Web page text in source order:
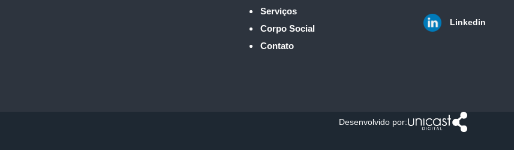
Serviços
Corpo Social
Contato
Linkedin
Desenvolvido por: